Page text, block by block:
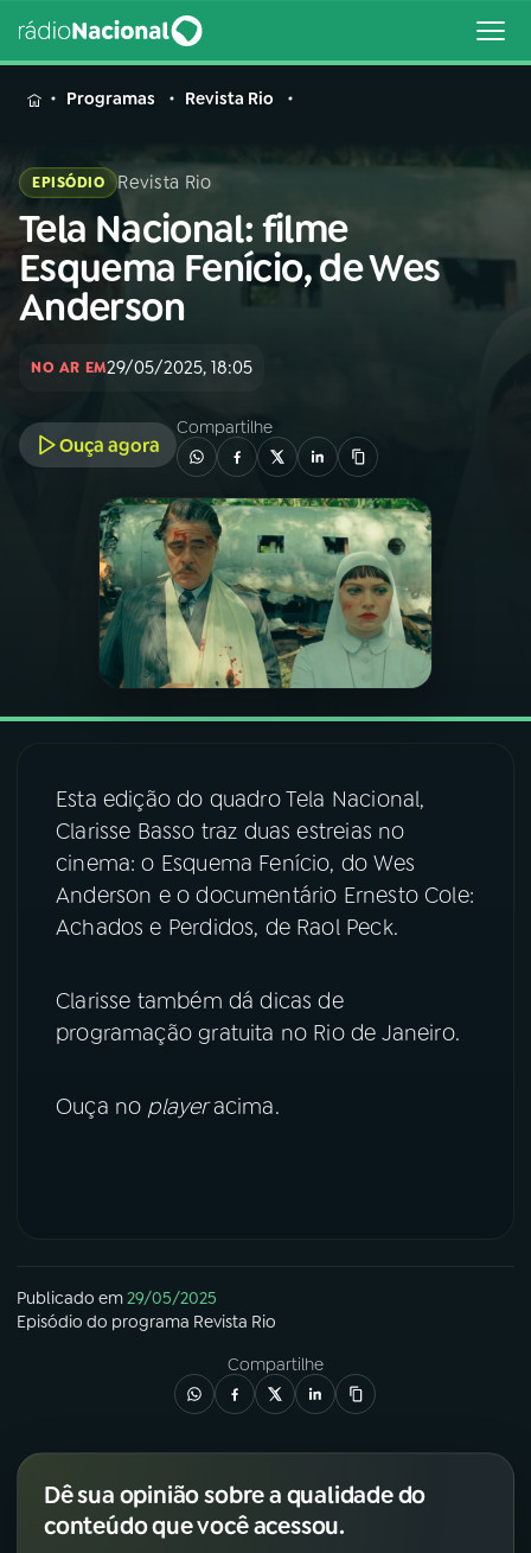
MENU
Buscar
na
Rádio
Nacional
Buscar
A RÁDIO
PROGRAMAÇÃO
PROGRAMAS
06 VIDEOCASTS
07ÚLTIMAS
YouTube
Programas Revista Rio
EPISÓDIO Revista Rio
Tela Nacional: filme
Esquema Fenício, de Wes
Anderson
NO AR EM29/05/2025, 18:05
Ouça agora
Compartilhe
Esta edição do quadro Tela Nacional,
Clarisse Basso traz duas estreias no
cinema: o Esquema Fenício, do Wes
Anderson e o documentário Ernesto Cole:
Achados e Perdidos, de Raol Peck.
Clarisse também dá dicas de
programação gratuita no Rio de Janeiro.
Ouça no playeracima.
Publicado em29/05/2025
Episódio do programa Revista Rio
Compartilhe
Dê sua opinião sobre a qualidade do
conteúdo que você acessou.